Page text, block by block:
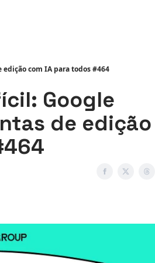
com IA para todos #464
Google
de edição